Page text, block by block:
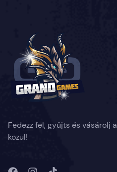
Fedezz fel, gyűjts és vásárolj
közül!